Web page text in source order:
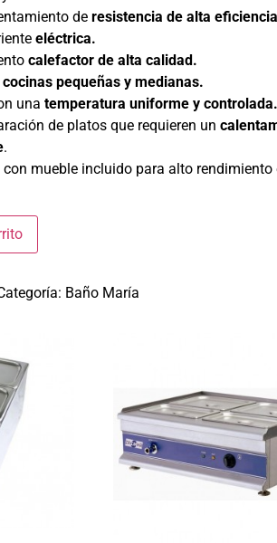
deresistencia de alta
eléctrica.
calefactor de alta calidad.
cocinas pequeñas y medianas.
una temperatura uniforme y controlada.
de platos que requieren un
.
mueble incluido para alto rendimiento
Baño María